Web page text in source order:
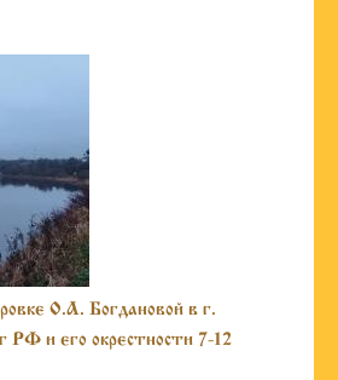
О.А. Богдановой в г.
РФ и его окрестности 7-12